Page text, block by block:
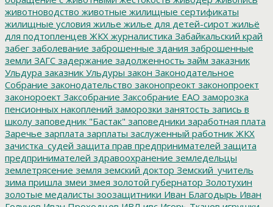
животноводство животные жилищные сертификаты
жилищные условия жилье жилье для детей-сирот жильё
для подтопленцев ЖКХ журналистика Забайкальский край
забег заболевание заброшенные здания заброшенные
земли ЗАГС задержание задолженность займ заказник
Ульдура заказник Ульдуры закон Законодательное
Собрание законодательство законопреокт законопроект
законороект Заксобрание Заксобрание ЕАО заморозка
пенсионных накоплений заморозки занятость запись в
школу заповедник "Бастак" заповедники заработная плата
Заречье зарплата зарплаты заслуженный работник ЖКХ
зачистка_судей защита прав предпринимателей защита
предпринимателей здравоохранение земледельцы
землетрясение земля земский доктор Земский_учитель
зима пришла змеи змея золотой губернатор Золотухин
золотые медалисты зоозащитники Иван Благодырь Иван